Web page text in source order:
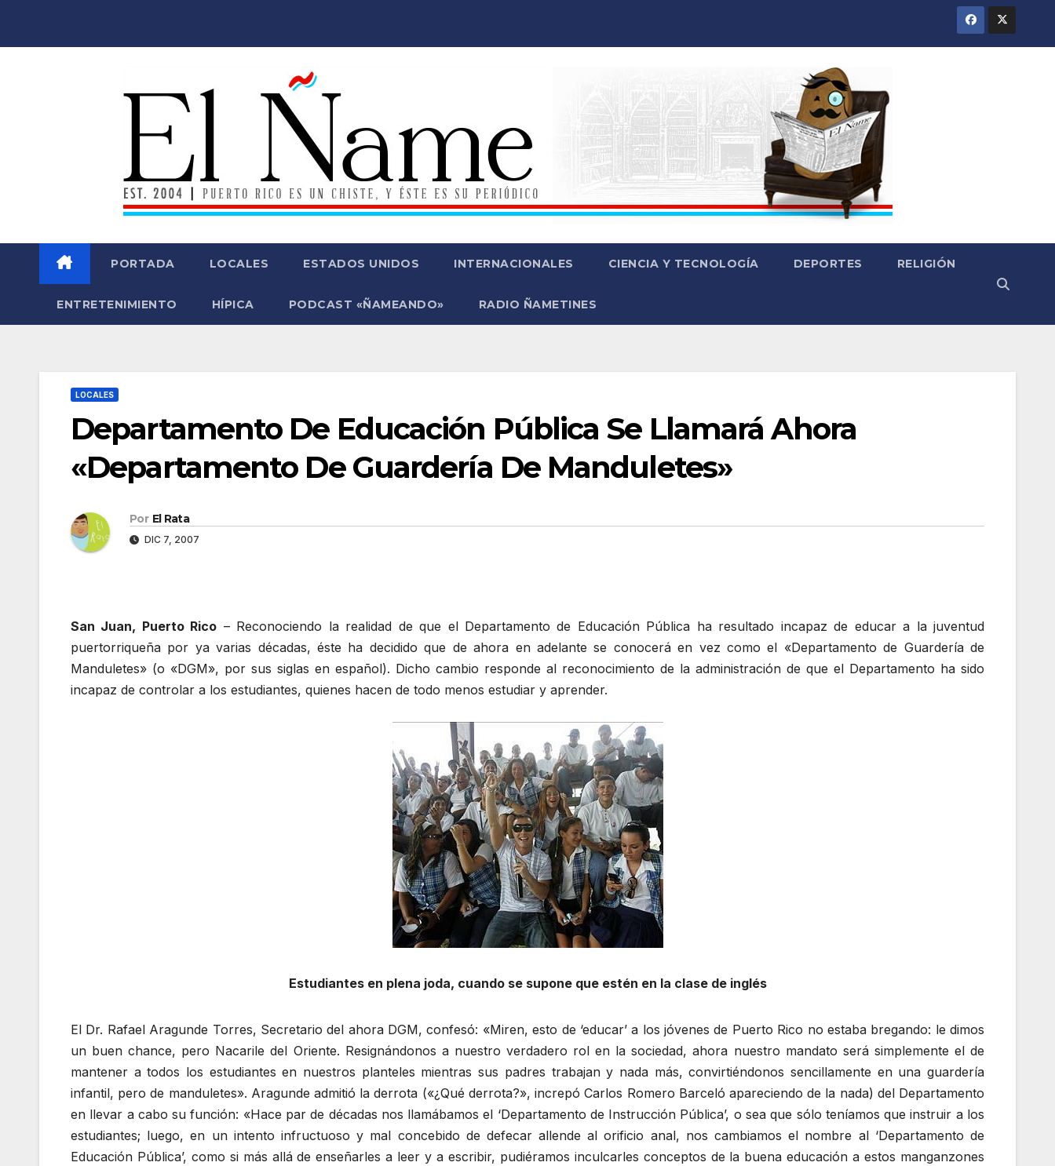
PORTADA LOCALES ESTADOS UNIDOS INTERNACIONALES CIENCIA Y TECNOLOGÍA DEPORTES RELIGIÓN
ENTRETENIMIENTO HÍPICA PODCAST «ÑAMEANDO» RADIO ÑAMETINES
LOCALES
Departamento De Educación Pública Se Llamará Ahora
«Departamento De Guardería De Manduletes»
Por El Rata
DIC 7, 2007
San Juan, Puerto Rico – Reconociendo la realidad de que el Departamento de Educación Pública ha resultado incapaz de educar a la juventud
puertorriqueña por ya varias décadas, éste ha decidido que de ahora en adelante se conocerá en vez como el «Departamento de Guardería de
Manduletes» (o «DGM», por sus siglas en español). Dicho cambio responde al reconocimiento de la administración de que el Departamento ha sido
incapaz de controlar a los estudiantes, quienes hacen de todo menos estudiar y aprender.
Estudiantes en plena joda, cuando se supone que estén en la clase de inglés
El Dr. Rafael Aragunde Torres, Secretario del ahora DGM, confesó: «Miren, esto de ‘educar’ a los jóvenes de Puerto Rico no estaba bregando: le dimos
un buen chance, pero Nacarile del Oriente. Resignándonos a nuestro verdadero rol en la sociedad, ahora nuestro mandato será simplemente el de
mantener a todos los estudiantes en nuestros planteles mientras sus padres trabajan y nada más, convirtiéndonos sencillamente en una guardería
infantil, pero de manduletes». Aragunde admitió la derrota («¿Qué derrota?», increpó Carlos Romero Barceló apareciendo de la nada) del Departamento
en llevar a cabo su función: «Hace par de décadas nos llamábamos el ‘Departamento de Instrucción Pública’, o sea que sólo teníamos que instruir a los
estudiantes; luego, en un intento infructuoso y mal concebido de defecar allende al orificio anal, nos cambiamos el nombre al ‘Departamento de
Educación Pública’, como si más allá de enseñarles a leer y a escribir, pudiéramos inculcarles conceptos de la buena educación a estos manganzones